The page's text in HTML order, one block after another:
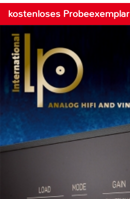
kostenloses Probeexemplar